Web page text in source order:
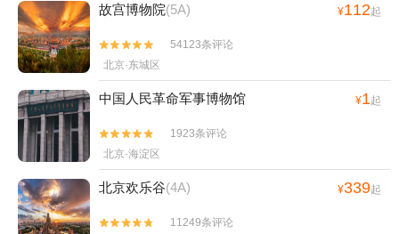
故宫博物院(5A) ¥112起


54123条评论
北京·东城区
中国人民革命军事博物馆 ¥1起


1923条评论
北京·海淀区
北京欢乐谷(4A) ¥339起

 11249条评论